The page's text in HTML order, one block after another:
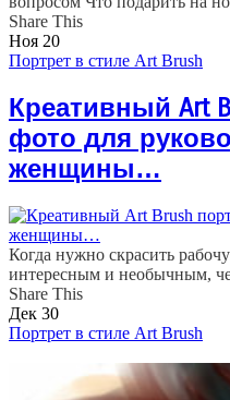
Share This
Ноя 20
Портрет в стиле Art Brush
Креативный Art
фото для
женщины…
Когда нужно скрасить
интересным и необычным,
Share This
Дек 30
Портрет в стиле Art Brush